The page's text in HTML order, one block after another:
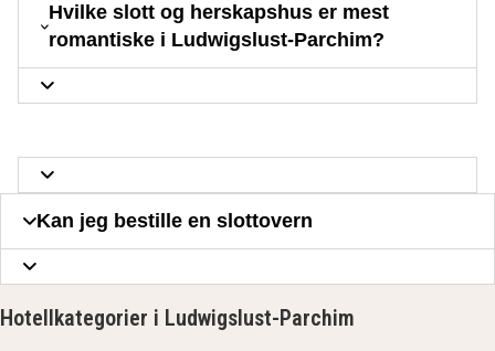
Hvilke slott og herskapshus er mest
romantiske i Ludwigslust-Parchim?
Kan jeg bestille en slottovern
Hotellkategorier i Ludwigslust-Parchim